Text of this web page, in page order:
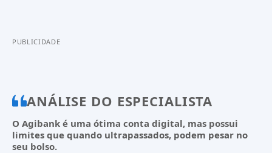
PUBLICIDADE
ANÁLISE DO ESPECIALISTA
O Agibank é uma ótima conta digital, mas possui
limites que quando ultrapassados, podem pesar no
seu bolso.